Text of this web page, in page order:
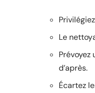
Le
Prévoyez
d’après.
Écartez